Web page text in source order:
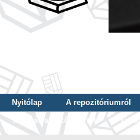
Nyitólap A repozitóriumról
Tallózás szerző szerint